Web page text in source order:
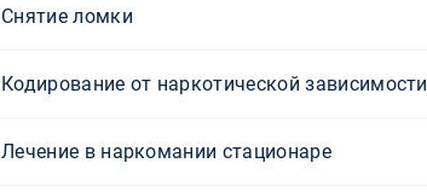
Снятие ломки
Кодирование от наркотической зависимости
Лечение в наркомании стационаре